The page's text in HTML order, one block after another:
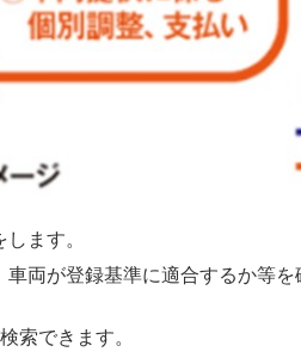
ます。
両が登録基準に適合するか等を
索できます。